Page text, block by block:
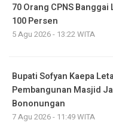
70 Orang CPNS
100 Persen
5 Agu 2026 - 13:22 WITA
Bupati Sofyan Kaepa
Pembangunan Masjid
Bononungan
7 Agu 2026 - 11:49 WITA